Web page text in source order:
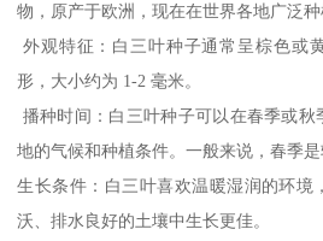
物，原产于欧洲，现在在世界各地广泛种
外观特征：白三叶种子通常呈棕色或
形，大小约为 1-2 毫米。
播种时间：白三叶种子可以在春季或秋
地的气候和种植条件。一般来说，春季是
生长条件：白三叶喜欢温暖湿润的环境
沃、排水良好的土壤中生长更佳。